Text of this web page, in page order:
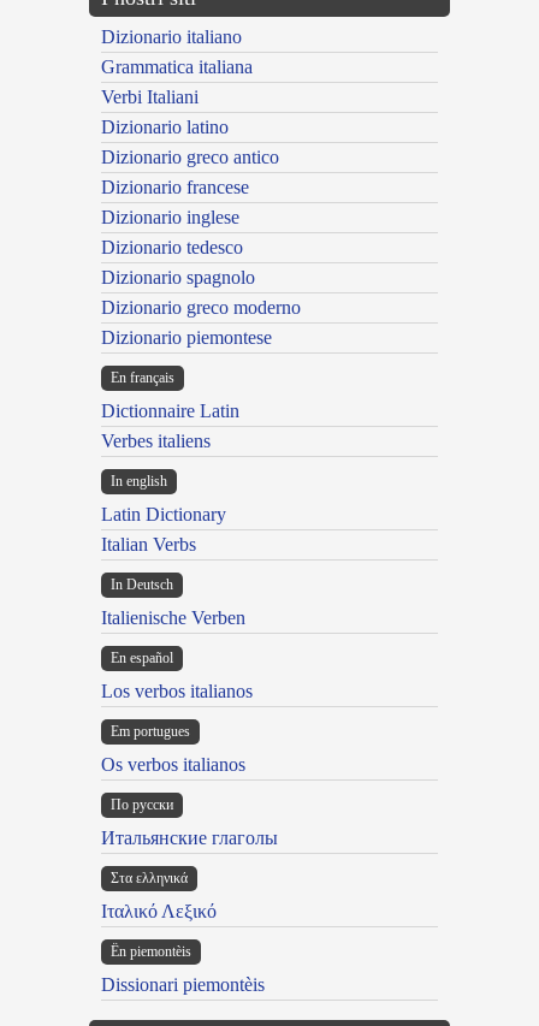
Dizionario italiano
Grammatica italiana
Verbi Italiani
Dizionario latino
Dizionario greco antico
Dizionario francese
Dizionario inglese
Dizionario tedesco
Dizionario spagnolo
Dizionario greco moderno
Dizionario piemontese
En français
Dictionnaire Latin
Verbes italiens
In english
Latin Dictionary
Italian Verbs
In Deutsch
Italienische Verben
En español
Los verbos italianos
Em portugues
Os verbos italianos
По русски
Итальянские глаголы
Στα ελληνικά
Ιταλικό Λεξικό
Ën piemontèis
Dissionari piemontèis